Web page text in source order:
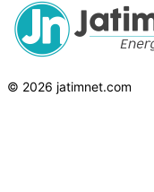
© 2026 jatimnet.com